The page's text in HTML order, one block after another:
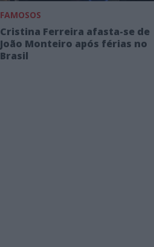
FAMOSOS
Cristina Ferreira afasta-se de
João Monteiro após férias no
Brasil